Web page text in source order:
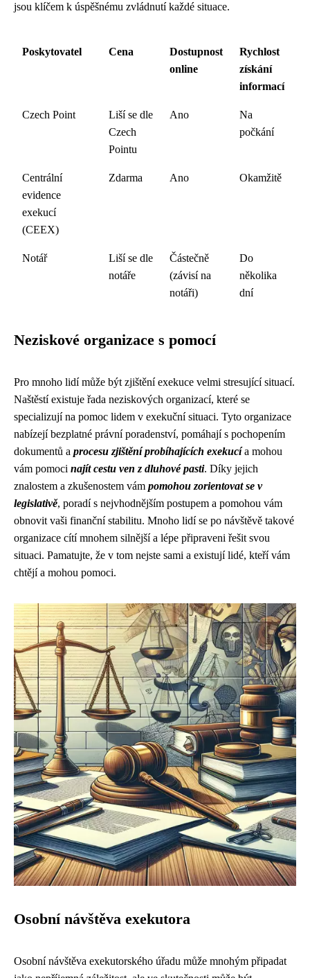
jsou klíčem k úspěšnému zvládnutí každé situace.
Poskytovatel Cena
Dostupnost
online
Rychlost
získání
informací
Czech Point
Liší se dle
Czech
Pointu
Ano
Na
počkání
Centrální
evidence
exekucí
(CEEX)
Zdarma Ano Okamžitě
Notář
Liší se dle
notáře
Částečně
(závisí na
notáři)
Do
několika
dní
Neziskové organizace s pomocí
Pro mnoho lidí může být zjištění exekuce velmi stresující situací.
Naštěstí existuje řada neziskových organizací, které se
specializují na pomoc lidem v exekuční situaci. Tyto organizace
nabízejí bezplatné právní poradenství, pomáhají s pochopením
dokumentů a procesu zjištění probíhajících exekucía mohou
vám pomoci najít cestu ven z dluhové pasti. Díky jejich
znalostem a zkušenostem vám pomohou zorientovat se v
legislativě, poradí s nejvhodnějším postupem a pomohou vám
obnovit vaši finanční stabilitu. Mnoho lidí se po návštěvě takové
organizace cítí mnohem silnější a lépe připraveni řešit svou
situaci. Pamatujte, že v tom nejste sami a existují lidé, kteří vám
chtějí a mohou pomoci.
Osobní návštěva exekutora
Osobní návštěva exekutorského úřadu může mnohým připadat